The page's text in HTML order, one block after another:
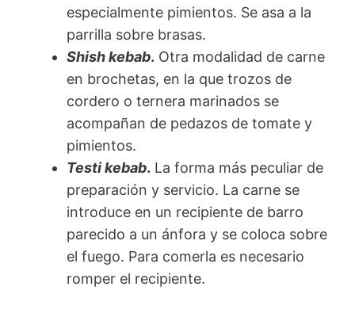
especialmente pimientos. Se asa a la
parrilla sobre brasas.
Shish kebab. Otra modalidad de carne
en brochetas, en la que trozos de
cordero o ternera marinados se
acompañan de pedazos de tomate y
pimientos.
Testi kebab. La forma más peculiar de
preparación y servicio. La carne se
introduce en un recipiente de barro
parecido a un ánfora y se coloca sobre
el fuego. Para comerla es necesario
romper el recipiente.